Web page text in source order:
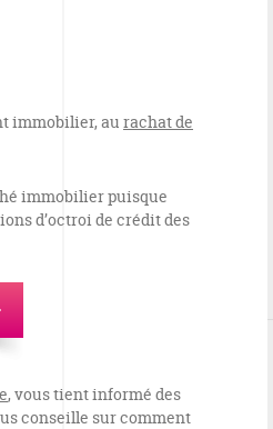
immobilier, au rachat de
immobilier puisque
d’octroi de crédit des
, vous tient informé des
conseille sur comment